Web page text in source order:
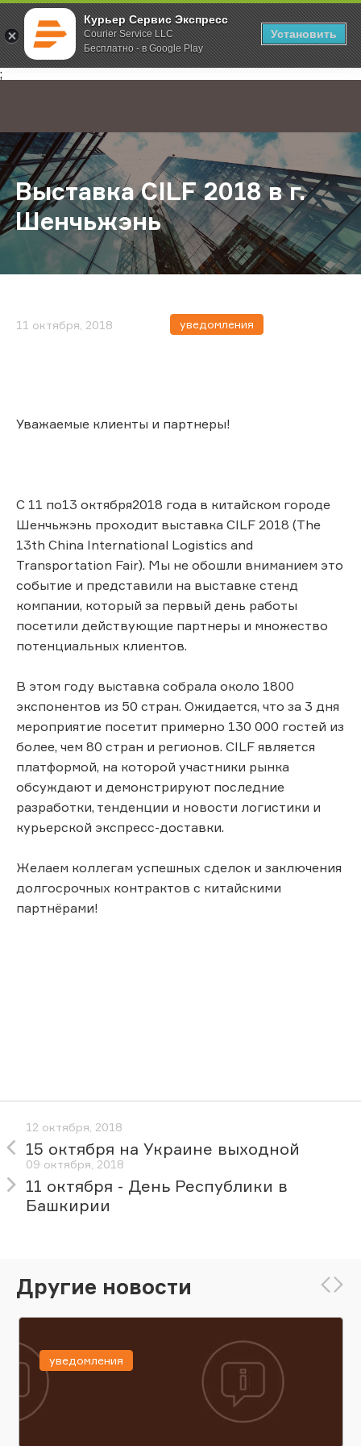
Курьер Сервис Экспресс
Courier Service LLC
Бесплатно - в Google Play
Установить
;
Главная О компании Новости Выставка CILF 2018 в г.
Выставка CILF 2018 в г.
Шенчьжэнь
11 октября, 2018 уведомления
Уважаемые клиенты и партнеры!
С 11 по13 октября2018 года в китайском городе
Шенчьжэнь проходит выставка CILF 2018 (The
13th China International Logistics and
Transportation Fair). Мы не обошли вниманием это
событие и представили на выставке стенд
компании, который за первый день работы
посетили действующие партнеры и множество
потенциальных клиентов.
В этом году выставка собрала около 1800
экспонентов из 50 стран. Ожидается, что за 3 дня
мероприятие посетит примерно 130 000 гостей из
более, чем 80 стран и регионов. CILF является
платформой, на которой участники рынка
обсуждают и демонстрируют последние
разработки, тенденции и новости логистики и
курьерской экспресс-доставки.
Желаем коллегам успешных сделок и заключения
долгосрочных контрактов с китайскими
партнёрами!
12 октября, 2018
15 октября на Украине выходной
09 октября, 2018
11 октября - День Республики в
Башкирии
Другие новости
уведомления